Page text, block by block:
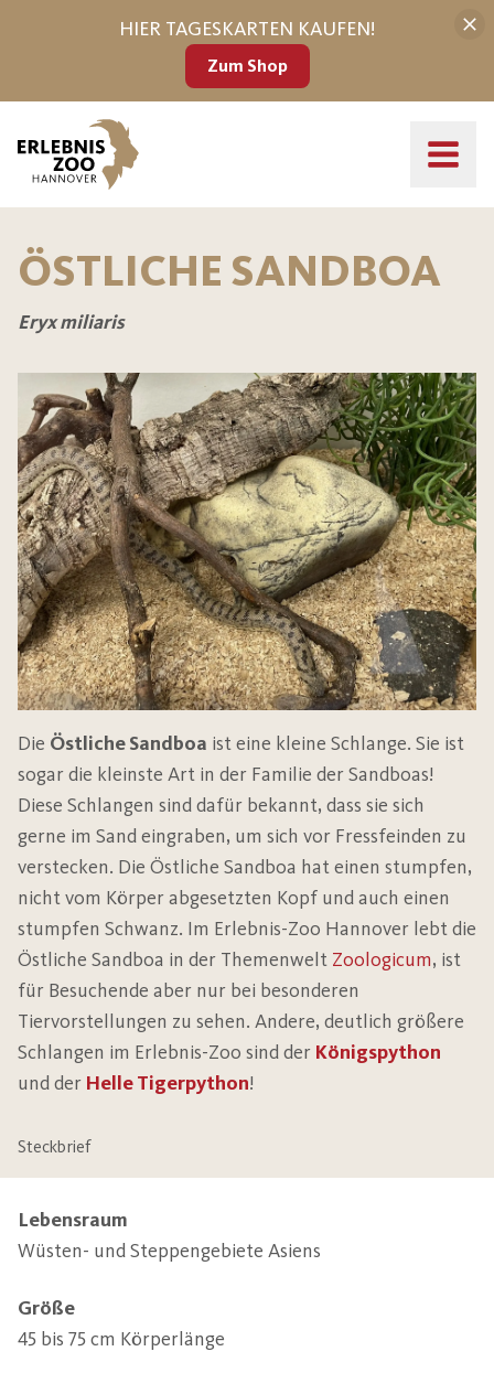
HIER TAGESKARTEN KAUFEN!
Zum Shop
ÖSTLICHE SANDBOA
Eryx miliaris
Die Östliche Sandboa ist eine kleine Schlange. Sie ist
sogar die kleinste Art in der Familie der Sandboas!
Diese Schlangen sind dafür bekannt, dass sie sich
gerne im Sand eingraben, um sich vor Fressfeinden zu
verstecken. Die Östliche Sandboa hat einen stumpfen,
nicht vom Körper abgesetzten Kopf und auch einen
stumpfen Schwanz. Im Erlebnis-Zoo Hannover lebt die
Östliche Sandboa in der Themenwelt Zoologicum, ist
für Besuchende aber nur bei besonderen
Tiervorstellungen zu sehen. Andere, deutlich größere
Schlangen im Erlebnis-Zoo sind der Königspython
und der Helle Tigerpython!
Steckbrief
Lebensraum
Wüsten- und Steppengebiete Asiens
Größe
45 bis 75 cm Körperlänge